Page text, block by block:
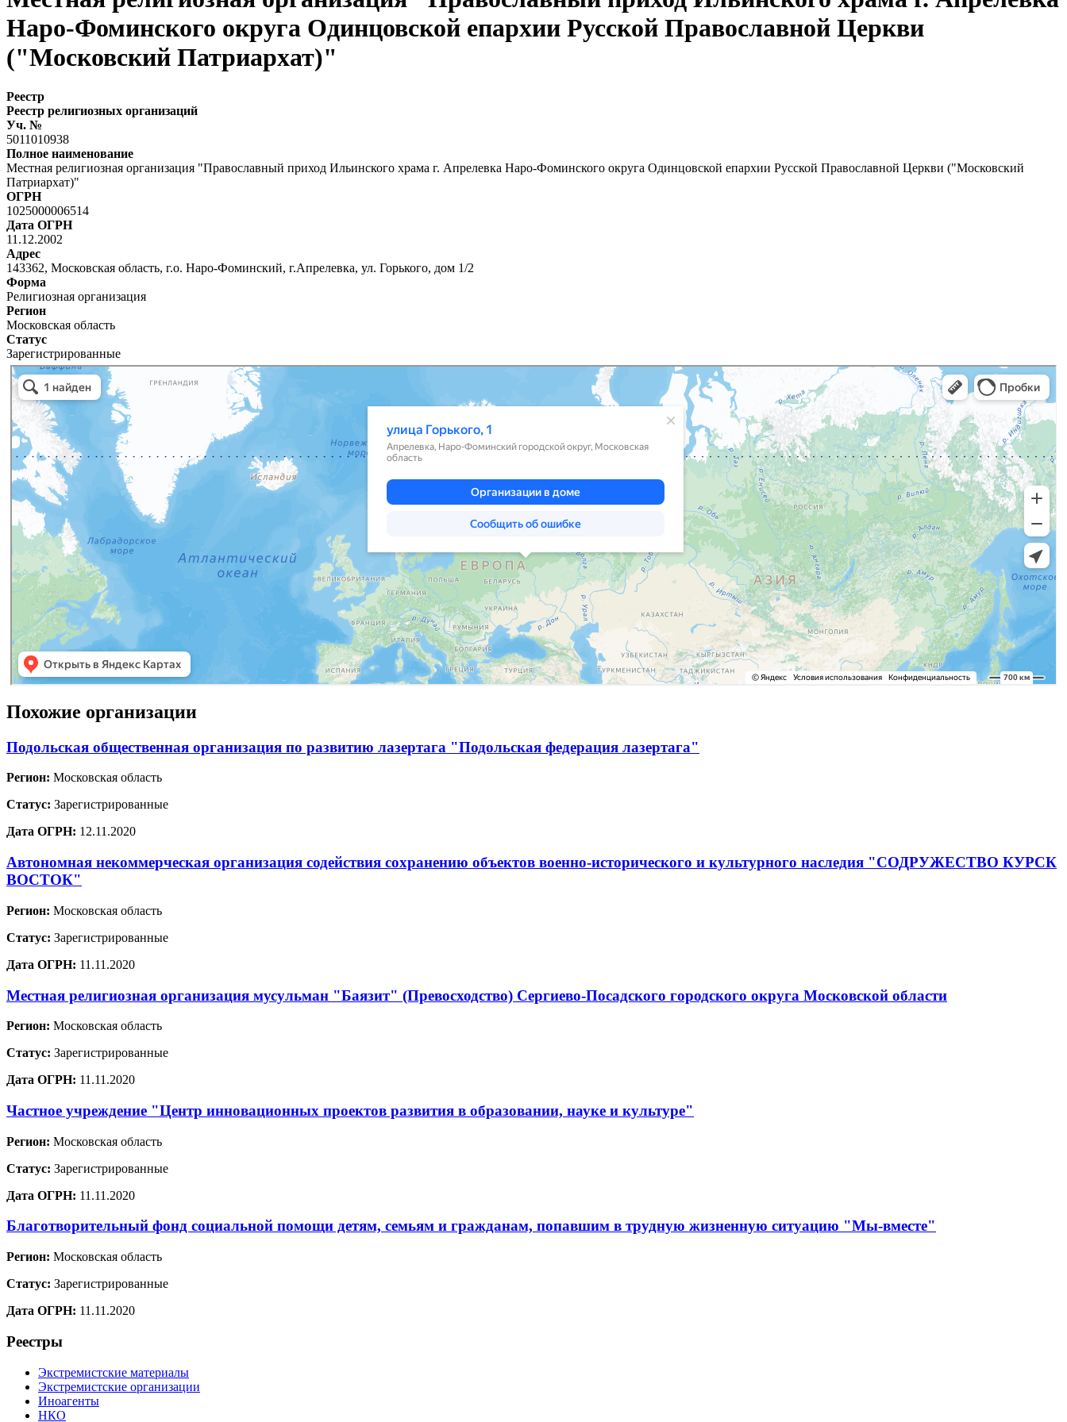
Наро-Фоминского округа Одинцовской епархии Русской Православной Церкви
("Московский Патриархат)"
Реестр
Реестр религиозных организаций
Уч. №
5011010938
Полное наименование
Местная религиозная организация "Православный приход Ильинского храма г. Апрелевка Наро-Фоминского округа Одинцовской епархии Русской Православной Церкви ("Московский
Патриархат)"
ОГРН
1025000006514
Дата ОГРН
11.12.2002
Адрес
143362, Московская область, г.о. Наро-Фоминский, г.Апрелевка, ул. Горького, дом 1/2
Форма
Религиозная организация
Регион
Московская область
Статус
Зарегистрированные
Похожие организации
Подольская общественная организация по развитию лазертага "Подольская федерация лазертага"
Регион: Московская область
Статус: Зарегистрированные
Дата ОГРН: 12.11.2020
Автономная некоммерческая организация содействия сохранению объектов военно-исторического и культурного наследия "СОДРУЖЕСТВО КУРСК
ВОСТОК"
Регион: Московская область
Статус: Зарегистрированные
Дата ОГРН: 11.11.2020
Местная религиозная организация мусульман "Баязит" (Превосходство) Сергиево-Посадского городского округа Московской области
Регион: Московская область
Статус: Зарегистрированные
Дата ОГРН: 11.11.2020
Частное учреждение "Центр инновационных проектов развития в образовании, науке и культуре"
Регион: Московская область
Статус: Зарегистрированные
Дата ОГРН: 11.11.2020
Благотворительный фонд социальной помощи детям, семьям и гражданам, попавшим в трудную жизненную ситуацию "Мы-вместе"
Регион: Московская область
Статус: Зарегистрированные
Дата ОГРН: 11.11.2020
Реестры
Экстремистские материалы
Экстремистские организации
Иноагенты
НКО